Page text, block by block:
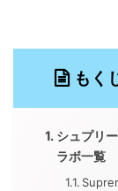
もく
シュプリ
ラボ一覧